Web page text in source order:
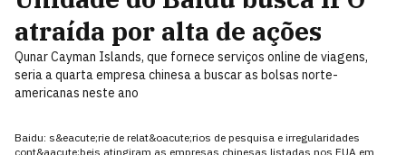
atraída por alta de ações
Qunar Cayman Islands, que fornece serviços online de viagens,
seria a quarta empresa chinesa a buscar as bolsas norte-
americanas neste ano
Baidu: s&eacute;rie de relat&oacute;rios de pesquisa e irregularidades
cont&aacute;beis atingiram as empresas chinesas listadas nos EUA em